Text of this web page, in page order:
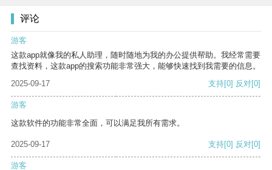
评论
游客
这款app就像我的私人助理，随时随地为我的办公提供帮助。我经常需要
查找资料，这款app的搜索功能非常强大，能够快速找到我需要的信息。
2025-09-17
支持[0] 反对[0]
游客
这款软件的功能非常全面，可以满足我所有需求。
2025-09-17 支持[0] 反对[0]
游客